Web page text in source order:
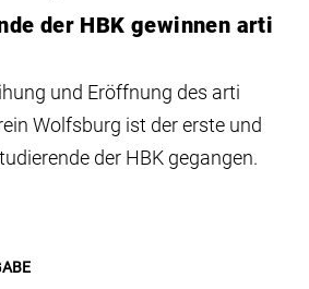
der HBK gewinnen arti
und Eröffnung des arti
Wolfsburg ist der erste und
der HBK gegangen.